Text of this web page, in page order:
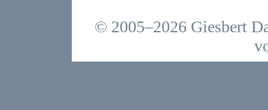
© 2005–2026 Giesbert